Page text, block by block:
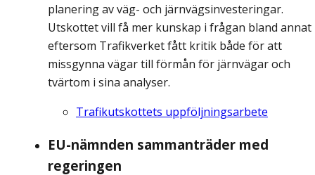
planering av väg- och järnvägsinvesteringar.
Utskottet vill få mer kunskap i frågan bland annat
eftersom Trafikverket fått kritik både för att
missgynna vägar till förmån för järnvägar och
tvärtom i sina analyser.
Trafikutskottets uppföljningsarbete
EU-nämnden sammanträder med
regeringen